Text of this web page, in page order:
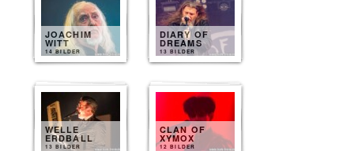
JOACHIM
WITT
14 BILDER
DIARY OF
DREAMS
13 BILDER
WELLE
ERDBALL
13 BILDER
CLAN OF
XYMOX
12 BILDER